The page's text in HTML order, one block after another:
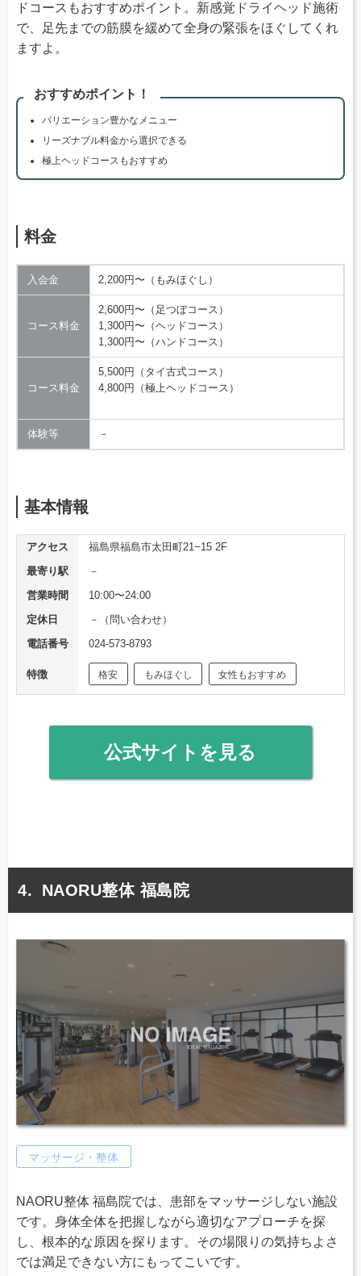
ドコースもおすすめポイント。新感覚ドライヘッド施術
で、足先までの筋膜を緩めて全身の緊張をほぐしてくれ
ますよ。
おすすめポイント！
バリエーション豊かなメニュー
リーズナブル料金から選択できる
極上ヘッドコースもおすすめ
料金
入会金 2,200円〜（もみほぐし）
コース料金
2,600円〜（足つぼコース）
1,300円〜（ヘッドコース）
1,300円〜（ハンドコース）
コース料金
5,500円（タイ古式コース）
4,800円（極上ヘッドコース）
体験等 －
基本情報
アクセス
福島県福島市太田町21−15 2F
最寄り駅
－
営業時間
10:00〜24:00
定休日
－（問い合わせ）
電話番号
024-573-8793
特徴 格安 もみほぐし 女性もおすすめ
公式サイトを見る
NAORU整体 福島院
マッサージ・整体
NAORU整体 福島院では、患部をマッサージしない施設
です。身体全体を把握しながら適切なアプローチを探
し、根本的な原因を探ります。その場限りの気持ちよさ
では満足できない方にもってこいです。